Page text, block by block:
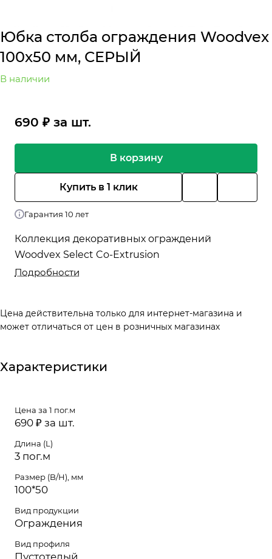
Юбка столба ограждения Woodvex
100х50 мм, СЕРЫЙ
В наличии
690 ₽ за шт.
В корзину
Купить в 1 клик
Гарантия 10 лет
Коллекция декоративных ограждений
Woodvex Select Co-Extrusion
Подробности
Цена действительна только для интернет-магазина и
может отличаться от цен в розничных магазинах
Характеристики
Цена за 1 пог.м
690 ₽ за шт.
Длина (L)
3 пог.м
Размер (B/H), мм
100*50
Вид продукции
Ограждения
Вид профиля